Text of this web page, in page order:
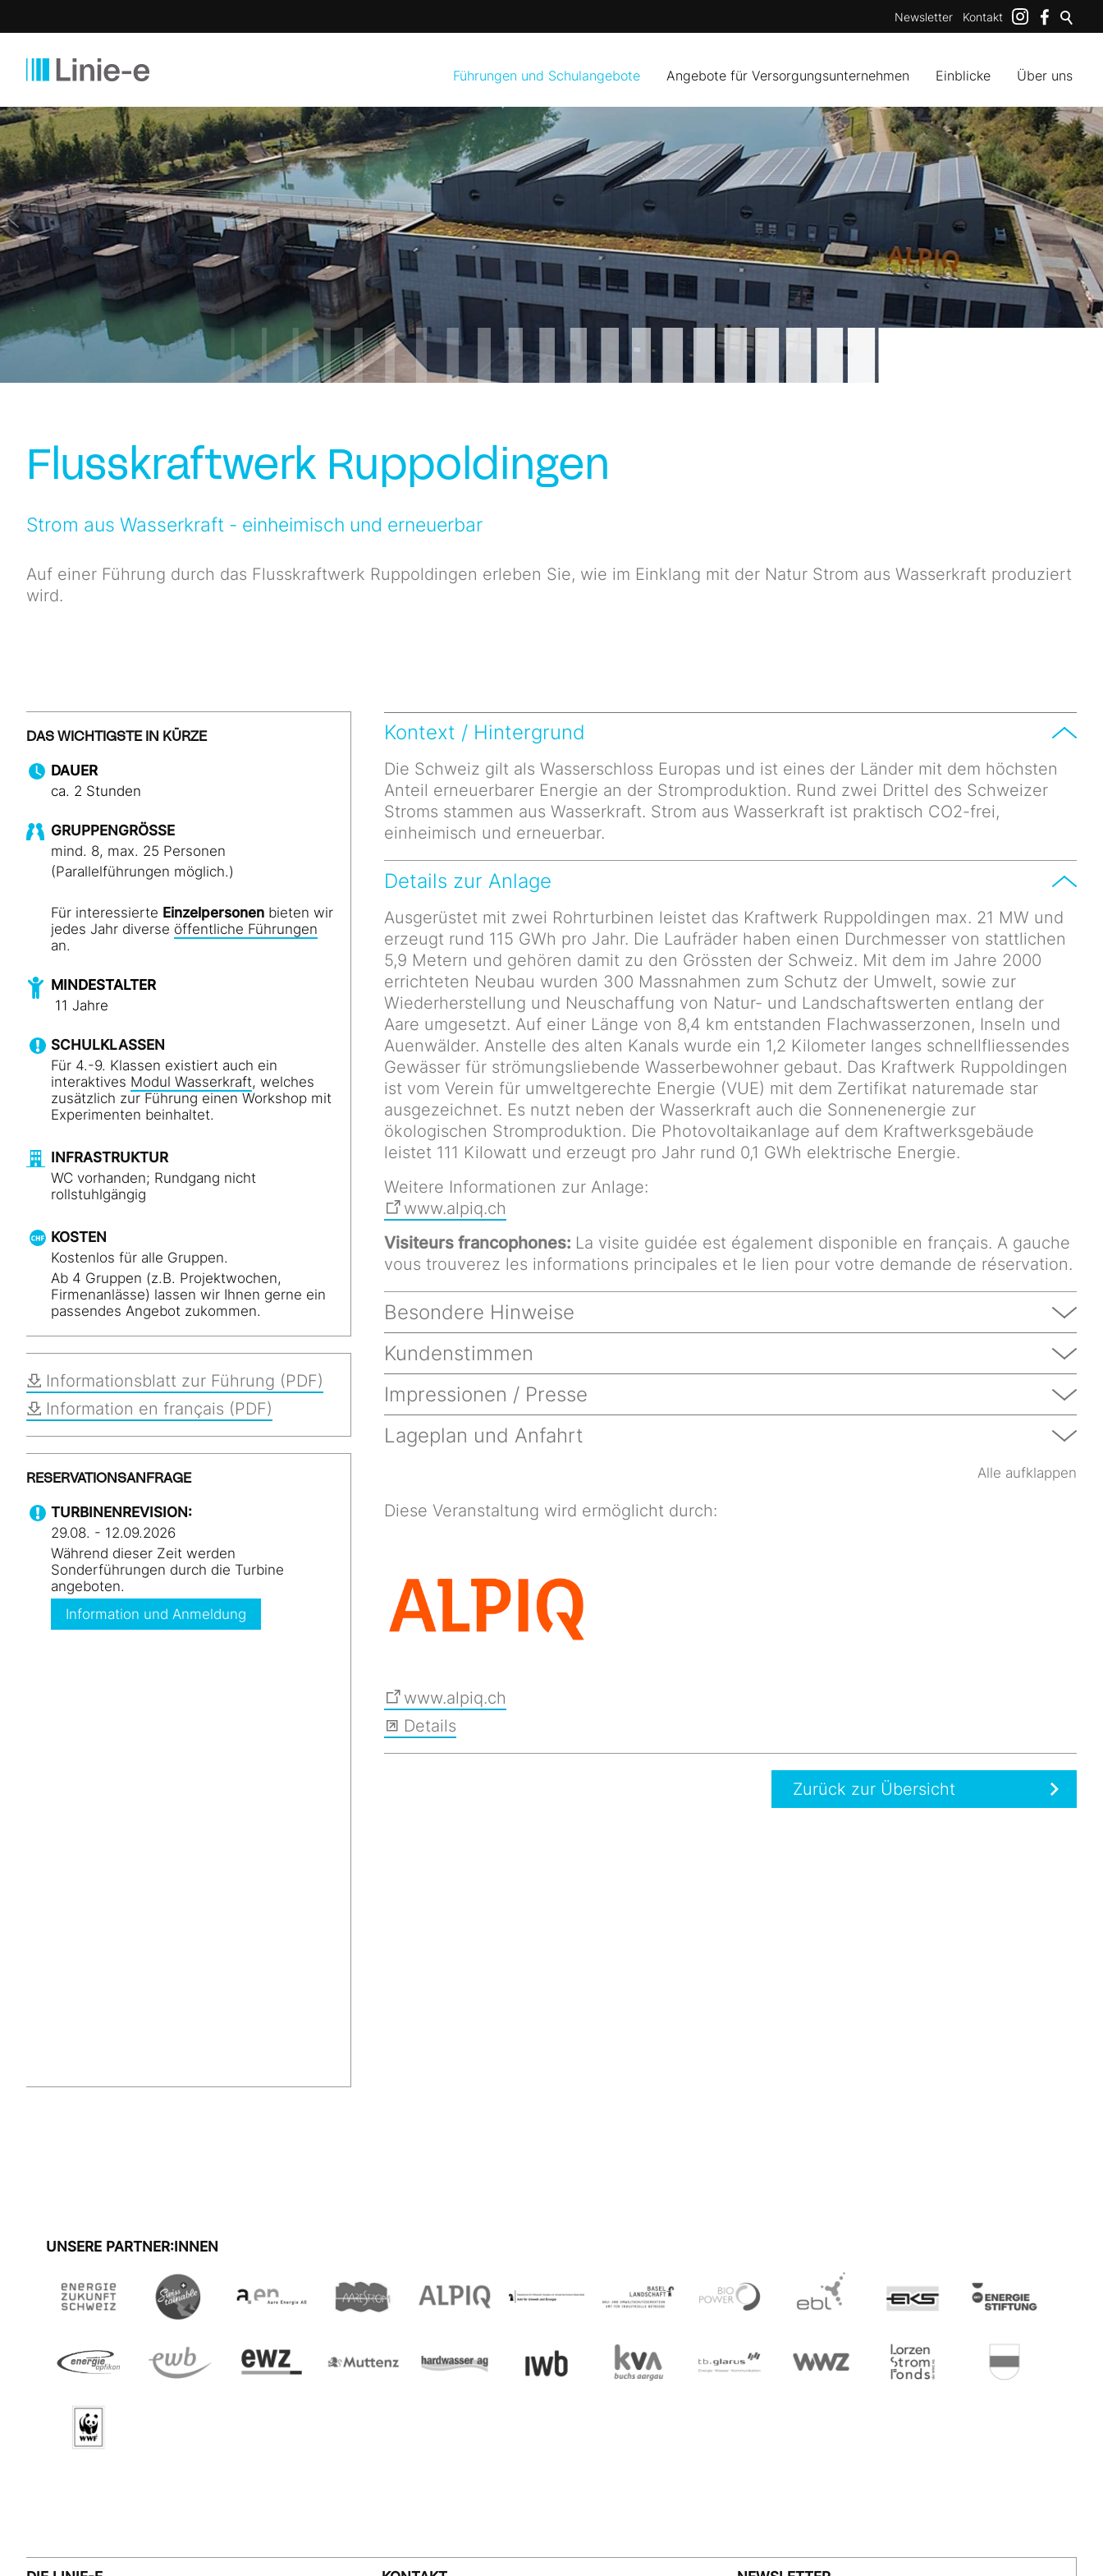
Newsletter Kontakt
Führungen und Schulangebote Angebote für Versorgungsunternehmen Einblicke Über uns
Flusskraftwerk Ruppoldingen
Strom aus Wasserkraft - einheimisch und erneuerbar
Auf einer Führung durch das Flusskraftwerk Ruppoldingen erleben Sie, wie im Einklang mit der Natur Strom aus Wasserkraft produziert
wird.
DAS WICHTIGSTE IN KÜRZE
DAUER
ca. 2 Stunden
GRUPPENGRÖSSE
mind. 8, max. 25 Personen
(Parallelführungen möglich.)
Für interessierte Einzelpersonen bieten wir
jedes Jahr diverse öffentliche Führungen
an.
MINDESTALTER
11 Jahre
SCHULKLASSEN
Für 4.-9. Klassen existiert auch ein
interaktives Modul Wasserkraft, welches
zusätzlich zur Führung einen Workshop mit
Experimenten beinhaltet.
INFRASTRUKTUR
WC vorhanden; Rundgang nicht
rollstuhlgängig
KOSTEN
Kostenlos für alle Gruppen.
Ab 4 Gruppen (z.B. Projektwochen,
Firmenanlässe) lassen wir Ihnen gerne ein
passendes Angebot zukommen.
Informationsblatt zur Führung (PDF)
Information en français (PDF)
RESERVATIONSANFRAGE
TURBINENREVISION:
29.08. - 12.09.2026
Während dieser Zeit werden
Sonderführungen durch die Turbine
angeboten.
Information und Anmeldung
Kontext / Hintergrund
Die Schweiz gilt als Wasserschloss Europas und ist eines der Länder mit dem höchsten
Anteil erneuerbarer Energie an der Stromproduktion. Rund zwei Drittel des Schweizer
Stroms stammen aus Wasserkraft. Strom aus Wasserkraft ist praktisch CO2-frei,
einheimisch und erneuerbar.
Details zur Anlage
Ausgerüstet mit zwei Rohrturbinen leistet das Kraftwerk Ruppoldingen max. 21 MW und
erzeugt rund 115 GWh pro Jahr. Die Laufräder haben einen Durchmesser von stattlichen
5,9 Metern und gehören damit zu den Grössten der Schweiz. Mit dem im Jahre 2000
errichteten Neubau wurden 300 Massnahmen zum Schutz der Umwelt, sowie zur
Wiederherstellung und Neuschaffung von Natur- und Landschaftswerten entlang der
Aare umgesetzt. Auf einer Länge von 8,4 km entstanden Flachwasserzonen, Inseln und
Auenwälder. Anstelle des alten Kanals wurde ein 1,2 Kilometer langes schnellfliessendes
Gewässer für strömungsliebende Wasserbewohner gebaut. Das Kraftwerk Ruppoldingen
ist vom Verein für umweltgerechte Energie (VUE) mit dem Zertifikat naturemade star
ausgezeichnet. Es nutzt neben der Wasserkraft auch die Sonnenenergie zur
ökologischen Stromproduktion. Die Photovoltaikanlage auf dem Kraftwerksgebäude
leistet 111 Kilowatt und erzeugt pro Jahr rund 0,1 GWh elektrische Energie.
Weitere Informationen zur Anlage:
www.alpiq.ch
Visiteurs francophones: La visite guidée est également disponible en français. A gauche
vous trouverez les informations principales et le lien pour votre demande de réservation.
Besondere Hinweise
Kundenstimmen
Impressionen / Presse
Lageplan und Anfahrt
Alle aufklappen
Diese Veranstaltung wird ermöglicht durch:
www.alpiq.ch
Details
Zurück zur Übersicht
UNSERE PARTNER:INNEN